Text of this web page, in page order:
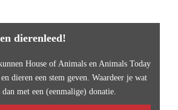
dierenleed!
House of Animals en Animals Today
dieren een stem geven. Waardeer je wat
met een (eenmalige) donatie.